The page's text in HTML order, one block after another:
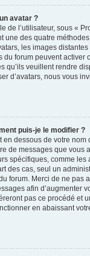
avatar ?
de l’utilisateur, sous «
une des quatre
les images
du forum peuvent activer
qu’ils veuillent rendre
d’avatars, nous vous
puis-je le modifier ?
dessous de votre nom
de messages que vous
spécifiques, comme les
des cas, seul un
forum. Merci de ne pas
afin d’augmenter
pas ce procédé et
en abaissant